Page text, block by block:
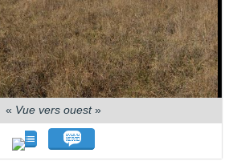
« Vue vers ouest»